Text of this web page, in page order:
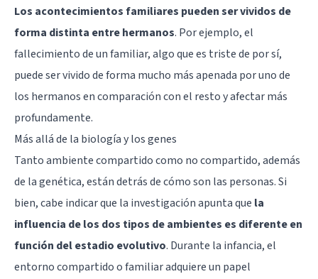
Los acontecimientos familiares pueden ser vividos de
forma distinta entre hermanos. Por ejemplo, el
fallecimiento de un familiar, algo que es triste de por sí,
puede ser vivido de forma mucho más apenada por uno de
los hermanos en comparación con el resto y afectar más
profundamente.
Más allá de la biología y los genes
Tanto ambiente compartido como no compartido, además
de la genética, están detrás de cómo son las personas. Si
bien, cabe indicar que la investigación apunta que la
influencia de los dos tipos de ambientes es diferente en
función del estadio evolutivo. Durante la infancia, el
entorno compartido o familiar adquiere un papel